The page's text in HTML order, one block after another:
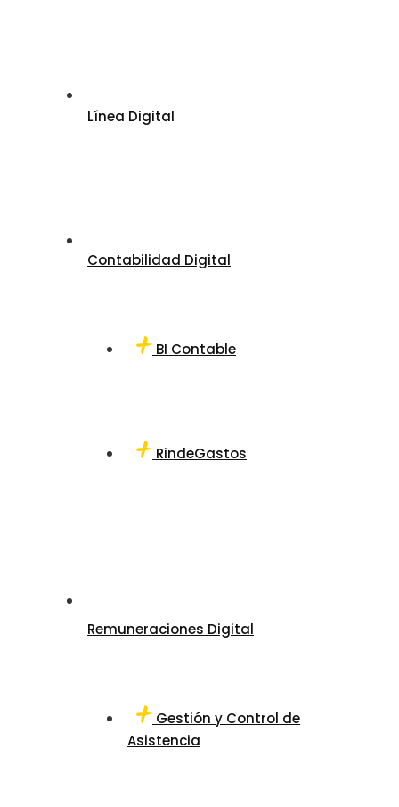
Línea Digital
Contabilidad Digital
BI Contable
RindeGastos
Remuneraciones Digital
Gestión y Control de
Asistencia